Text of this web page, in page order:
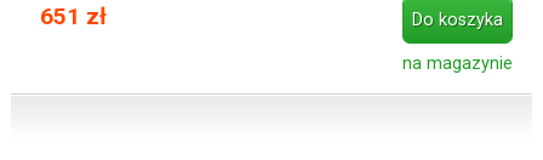
651 zł Do koszyka
na magazynie